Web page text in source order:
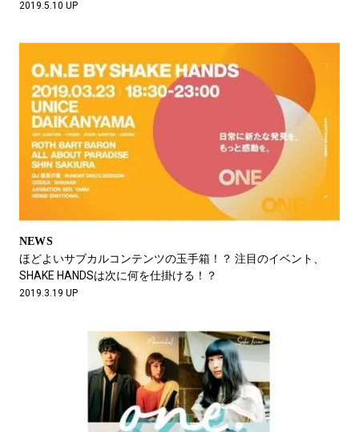
2019.5.10 UP
NEWS
ほどよいサブカルコンテンツの玉手箱！？ 注目のイベント、
SHAKE HANDSは次に何を仕掛ける！？
2019.3.19 UP